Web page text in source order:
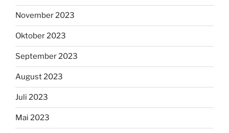
November 2023
Oktober 2023
September 2023
August 2023
Juli 2023
Mai 2023